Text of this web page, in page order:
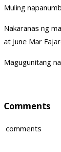
Muling
Nakaranas ng
at June Mar
Magugunitang
Comments
comments